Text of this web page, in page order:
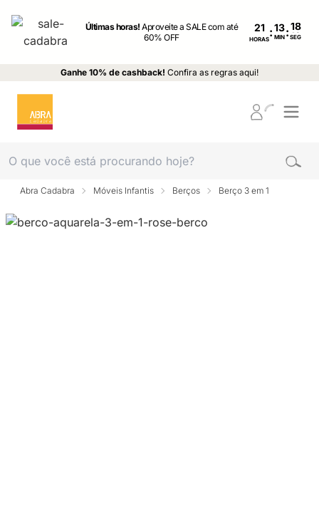
Últimas horas!Aproveite a SALE com até
60% OFF
21
HORAS: MIN : SEG
Ganhe 10% de cashback! Confira as regras aqui!
Abra Cadabra Móveis Infantis Berços Berço 3 em 1